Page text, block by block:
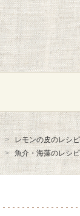
レモンの皮のレシ
魚介・海藻のレシ